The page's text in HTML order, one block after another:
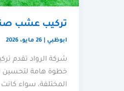
تركيب عشب
ابوظبي 26 مايو، 2026
شركة الرواد تقدم
خطوة هامة لتحسين
المختلفة، سواء